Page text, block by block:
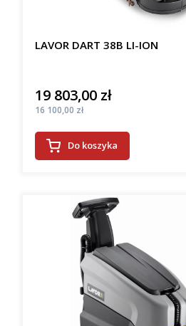
LAVOR DART 38B LI-ION
Cena
19 803,00 zł
Cena
16 100,00 zł
Do koszyka